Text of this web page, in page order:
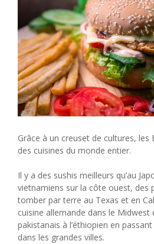
Grâce à un creuset de cultures,
des cuisines du monde entier.
Il y a des sushis meilleurs qu’au
vietnamiens sur la côte ouest, des
tomber par terre au Texas et en
cuisine allemande dans le Midwest
pakistanais à l’éthiopien en
dans les grandes villes.